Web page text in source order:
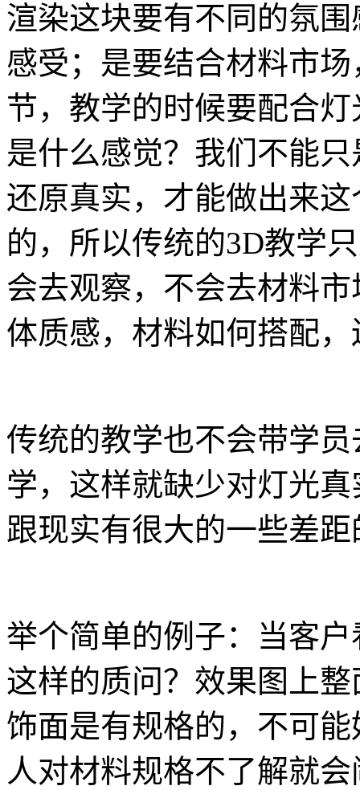
渲染这块要有不同的氛
感受；是要结合材料市
节，教学的时候要配合
是什么感觉？我们不能
还原真实，才能做出来
的，所以传统的3D教学
会去观察，不会去材料
体质感，材料如何搭配
传统的教学也不会带学
学，这样就缺少对灯光
跟现实有很大的一些差距
举个简单的例子：当客
这样的质问？效果图上
饰面是有规格的，不可
人对材料规格不了解就